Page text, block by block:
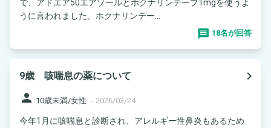
で、アドエア50エアゾールとホクナリンテープ1mgを使うよ
うに言われました。ホクナリンテー...
18名が回答
9歳 咳喘息の薬について
navigate_next
person 10歳未満/女性 - 2026/03/24
今年1月に咳喘息と診断され、アレルギー性鼻炎もあるため